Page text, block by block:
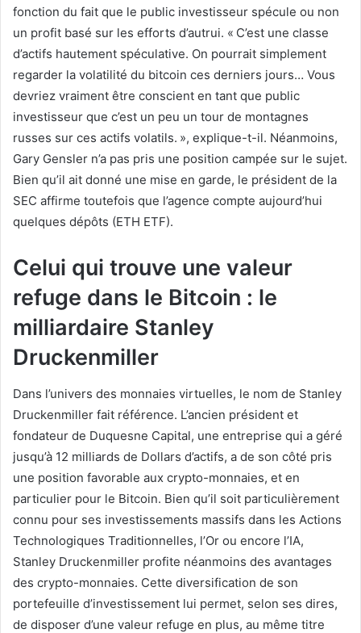
fonction du fait que le public investisseur spécule ou non
un profit basé sur les efforts d’autrui. « C’est une classe
d’actifs hautement spéculative. On pourrait simplement
regarder la volatilité du bitcoin ces derniers jours… Vous
devriez vraiment être conscient en tant que public
investisseur que c’est un peu un tour de montagnes
russes sur ces actifs volatils. », explique-t-il. Néanmoins,
Gary Gensler n’a pas pris une position campée sur le sujet.
Bien qu’il ait donné une mise en garde, le président de la
SEC affirme toutefois que l’agence compte aujourd’hui
quelques dépôts (ETH ETF).
Celui qui trouve une valeur
refuge dans le Bitcoin : le
milliardaire Stanley
Druckenmiller
Dans l’univers des monnaies virtuelles, le nom de Stanley
Druckenmiller fait référence. L’ancien président et
fondateur de Duquesne Capital, une entreprise qui a géré
jusqu’à 12 milliards de Dollars d’actifs, a de son côté pris
une position favorable aux crypto-monnaies, et en
particulier pour le Bitcoin. Bien qu’il soit particulièrement
connu pour ses investissements massifs dans les Actions
Technologiques Traditionnelles, l’Or ou encore l’IA,
Stanley Druckenmiller profite néanmoins des avantages
des crypto-monnaies. Cette diversification de son
portefeuille d’investissement lui permet, selon ses dires,
de disposer d’une valeur refuge en plus, au même titre